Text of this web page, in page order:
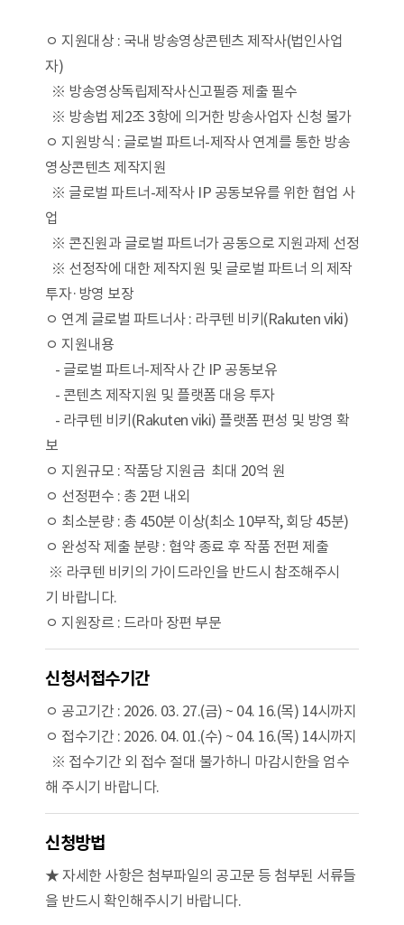
ㅇ 지원대상 : 국내 방송영상콘텐츠 제작사(법인사업
자)
※ 방송영상독립제작사신고필증 제출 필수
※ 방송법 제2조 3항에 의거한 방송사업자 신청 불가
ㅇ 지원방식 : 글로벌 파트너-제작사 연계를 통한 방송
영상콘텐츠 제작지원
※ 글로벌 파트너-제작사 IP 공동보유를 위한 협업 사
업
※ 콘진원과 글로벌 파트너가 공동으로 지원과제 선정
※ 선정작에 대한 제작지원 및 글로벌 파트너 의 제작
투자·방영 보장
ㅇ 연계 글로벌 파트너사 : 라쿠텐 비키(Rakuten viki)
ㅇ 지원내용
- 글로벌 파트너-제작사 간 IP 공동보유
- 콘텐츠 제작지원 및 플랫폼 대응 투자
- 라쿠텐 비키(Rakuten viki) 플랫폼 편성 및 방영 확
보
ㅇ 지원규모 : 작품당 지원금 최대 20억 원
ㅇ 선정편수 : 총 2편 내외
ㅇ 최소분량 : 총 450분 이상(최소 10부작, 회당 45분)
ㅇ 완성작 제출 분량 : 협약 종료 후 작품 전편 제출
※ 라쿠텐 비키의 가이드라인을 반드시 참조해주시
기 바랍니다.
ㅇ 지원장르 : 드라마 장편 부문
신청서접수기간
ㅇ 공고기간 : 2026. 03. 27.(금) ~ 04. 16.(목) 14시까지
ㅇ 접수기간 : 2026. 04. 01.(수) ~ 04. 16.(목) 14시까지
※ 접수기간 외 접수 절대 불가하니 마감시한을 엄수
해 주시기 바랍니다.
신청방법
★ 자세한 사항은 첨부파일의 공고문 등 첨부된 서류들
을 반드시 확인해주시기 바랍니다.